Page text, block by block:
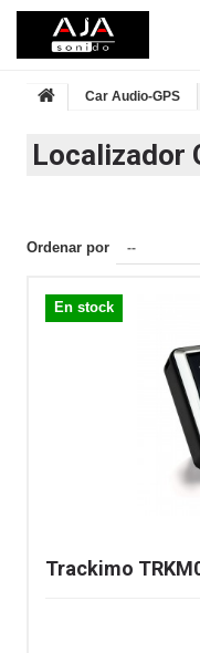
Car Audio-GPS
Localizador
Ordenar por --
En stock
Trackimo